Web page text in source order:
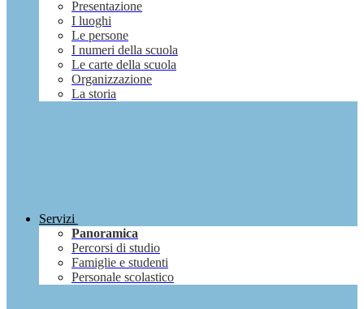
Presentazione
I luoghi
Le persone
I numeri della scuola
Le carte della scuola
Organizzazione
La storia
Servizi
Panoramica
Percorsi di studio
Famiglie e studenti
Personale scolastico